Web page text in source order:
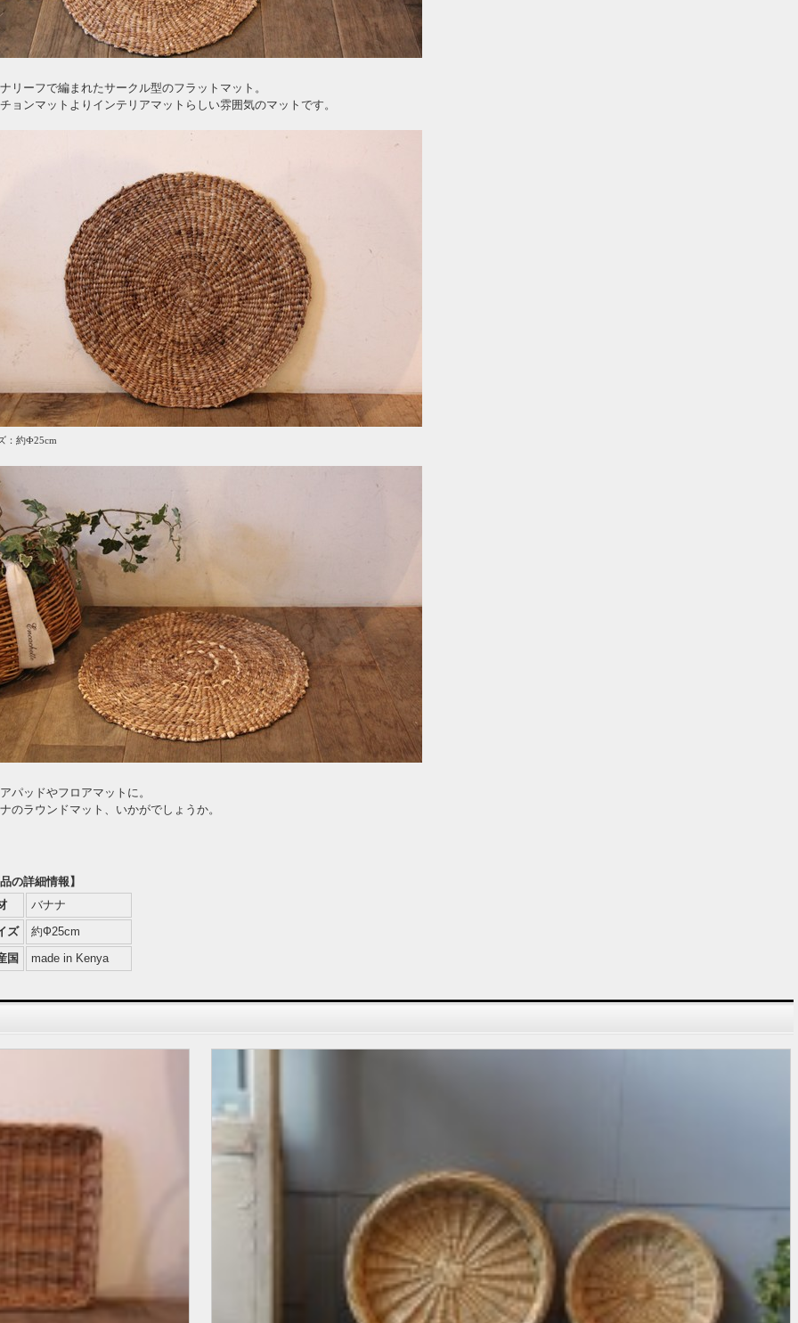
リーフで編まれたサークル型のフラットマット。
ョンマットよりインテリアマットらしい雰囲気のマットです。
：約Ф25cm
パッドやフロアマットに。
のラウンドマット、いかがでしょうか。
の詳細情報】
バナナ
ズ
約Ф25cm
国
made in Kenya